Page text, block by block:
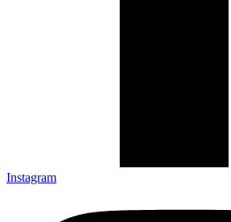
Instagram